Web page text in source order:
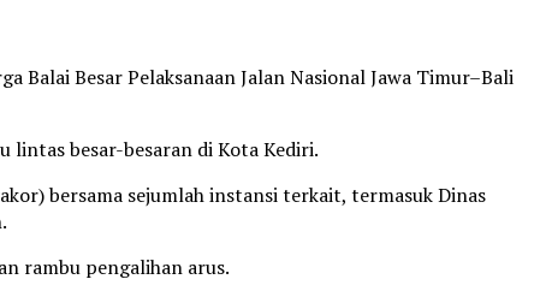
Balai Besar Pelaksanaan Jalan Nasional Jawa Timur–Bali
lintas besar-besaran di Kota Kediri.
bersama sejumlah instansi terkait, termasuk Dinas
rambu pengalihan arus.